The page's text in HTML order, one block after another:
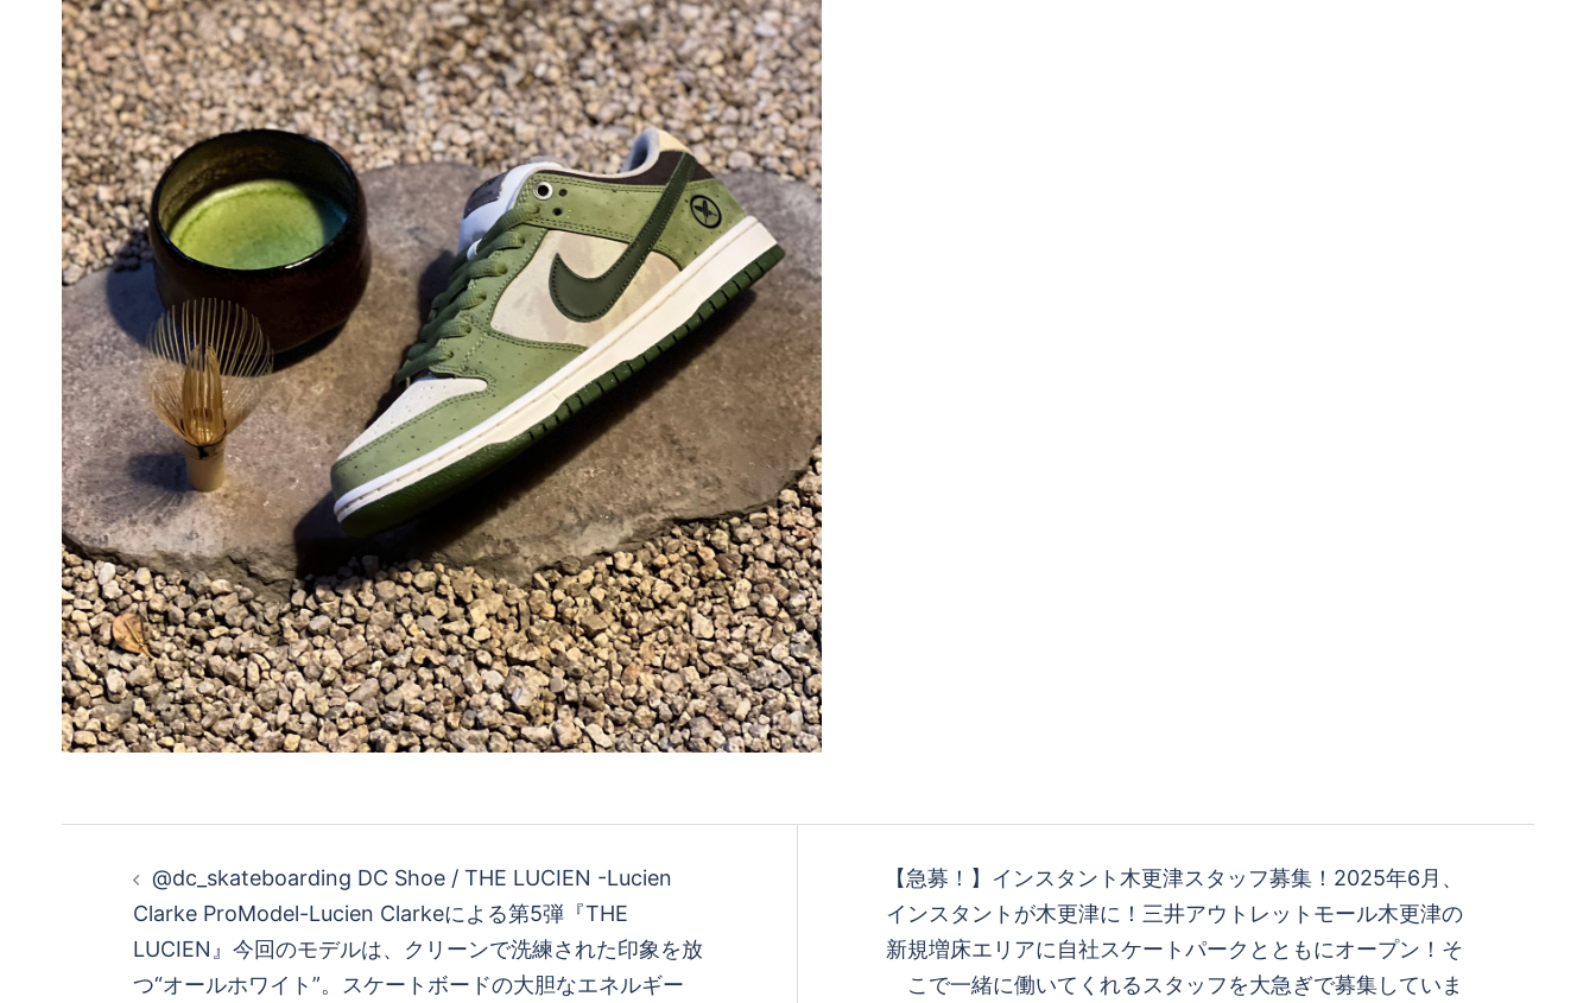
@dc_skateboarding DC Shoe / THE LUCIEN -Lucien
Clarke ProModel-Lucien Clarkeによる第5弾『THE
LUCIEN』今回のモデルは、クリーンで洗練された印象を放
つ“オールホワイト”。スケートボードの大胆なエネルギー
【急募！】インスタント木更津スタッフ募集！2025年6月、
インスタントが木更津に！三井アウトレットモール木更津の
新規増床エリアに自社スケートパークとともにオープン！そ
こで一緒に働いてくれるスタッフを大急ぎで募集していま